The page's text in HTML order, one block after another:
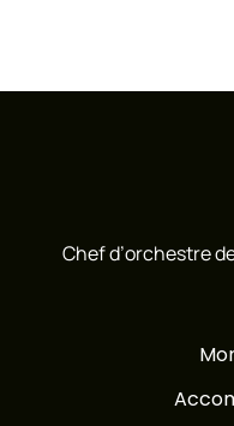
Chef d’orchestre